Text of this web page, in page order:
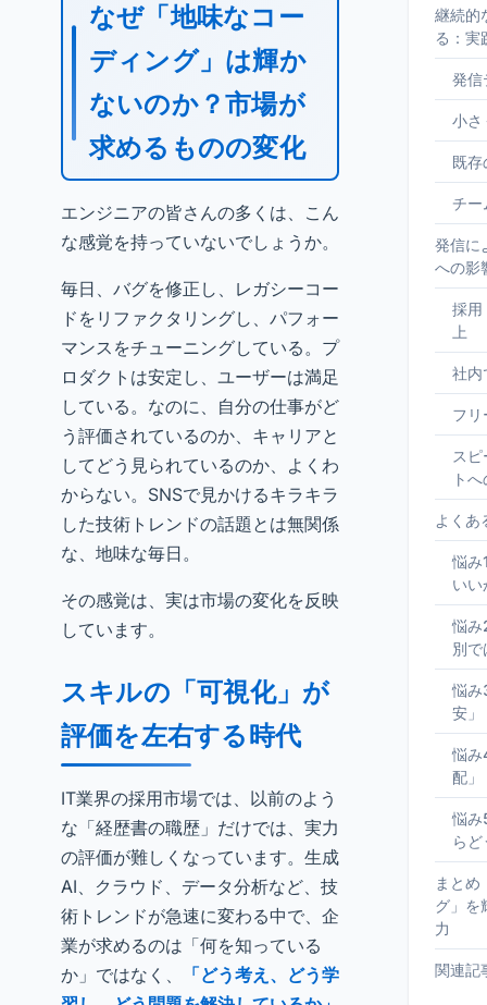
なぜ「地味なコー
ディング」は輝か
ないのか？市場が
求めるものの変化
エンジニアの皆さんの多くは、こん
な感覚を持っていないでしょうか。
毎日、バグを修正し、レガシーコー
ドをリファクタリングし、パフォー
マンスをチューニングしている。プ
ロダクトは安定し、ユーザーは満足
している。なのに、自分の仕事がど
う評価されているのか、キャリアと
してどう見られているのか、よくわ
からない。SNSで見かけるキラキラ
した技術トレンドの話題とは無関係
な、地味な毎日。
その感覚は、実は市場の変化を反映
しています。
スキルの「可視化」が
評価を左右する時代
IT業界の採用市場では、以前のよう
な「経歴書の職歴」だけでは、実力
の評価が難しくなっています。生成
AI、クラウド、データ分析など、技
術トレンドが急速に変わる中で、企
業が求めるのは「何を知っている
か」ではなく、
「どう考え、どう学
継続的
る：実
発信
小さ
既存
チー
発信に
への影
採用
上
社内
フリ
ス
ト
よくあ
悩み
いい
悩み
別で
悩み
安」
悩み
配」
悩み
ら
まとめ
グ」を
力
関連記